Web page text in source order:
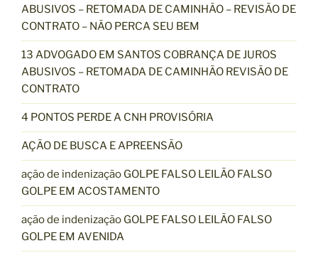
ABUSIVOS – RETOMADA DE CAMINHÃO – REVISÃO DE
CONTRATO – NÃO PERCA SEU BEM
13 ADVOGADO EM SANTOS COBRANÇA DE JUROS
ABUSIVOS – RETOMADA DE CAMINHÃO REVISÃO DE
CONTRATO
4 PONTOS PERDE A CNH PROVISÓRIA
AÇÃO DE BUSCA E APREENSÃO
ação de indenização GOLPE FALSO LEILÃO FALSO
GOLPE EM ACOSTAMENTO
ação de indenização GOLPE FALSO LEILÃO FALSO
GOLPE EM AVENIDA